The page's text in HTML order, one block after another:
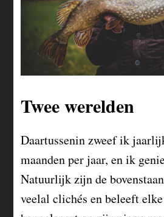
Twee werelden
Daartussenin zweef ik
maanden per jaar, en ik
Natuurlijk zijn de
veelal clichés en beleeft